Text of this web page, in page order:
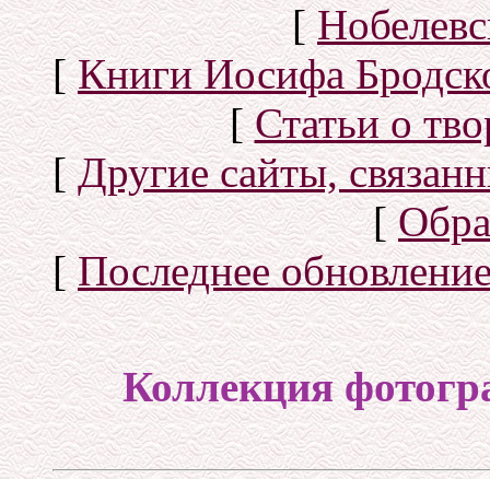
[
[Книги Иосифа
[Статьи о
[Другие сайты,
[
[Последнее
Коллекция